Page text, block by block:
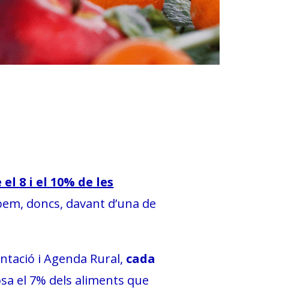
8 i el 10% de les
doncs, davant d’una de
i Agenda Rural, cada
el 7% dels aliments que